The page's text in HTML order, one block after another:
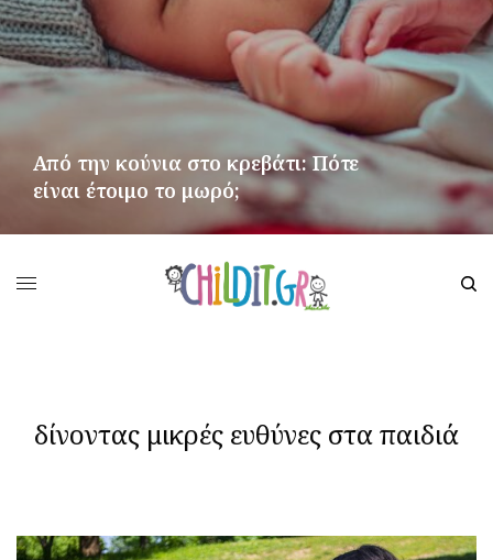
Από την κούνια στο κρεβάτι: Πότε
είναι έτοιμο το μωρό;
δίνοντας μικρές ευθύνες στα παιδιά